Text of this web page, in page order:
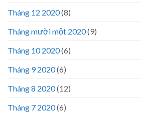
Tháng 12 2020(8)
Tháng mười một 2020(9)
Tháng 10 2020(6)
Tháng 9 2020(6)
Tháng 8 2020(12)
Tháng 7 2020(6)